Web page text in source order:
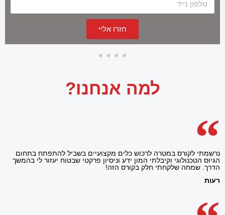
חזרו אליי
למה אנחנו?
נרשמתי לקורס במטרה לרכוש כלים מקצועיים בשביל להתפתח בתחום
הגיוס הטכנולוגי וקיבלתי המון ידע וניסיון פרקטי שבטוח יעזור לי בהמשך
הדרך. שמחה שלקחתי חלק בקורס הזה!
רעות